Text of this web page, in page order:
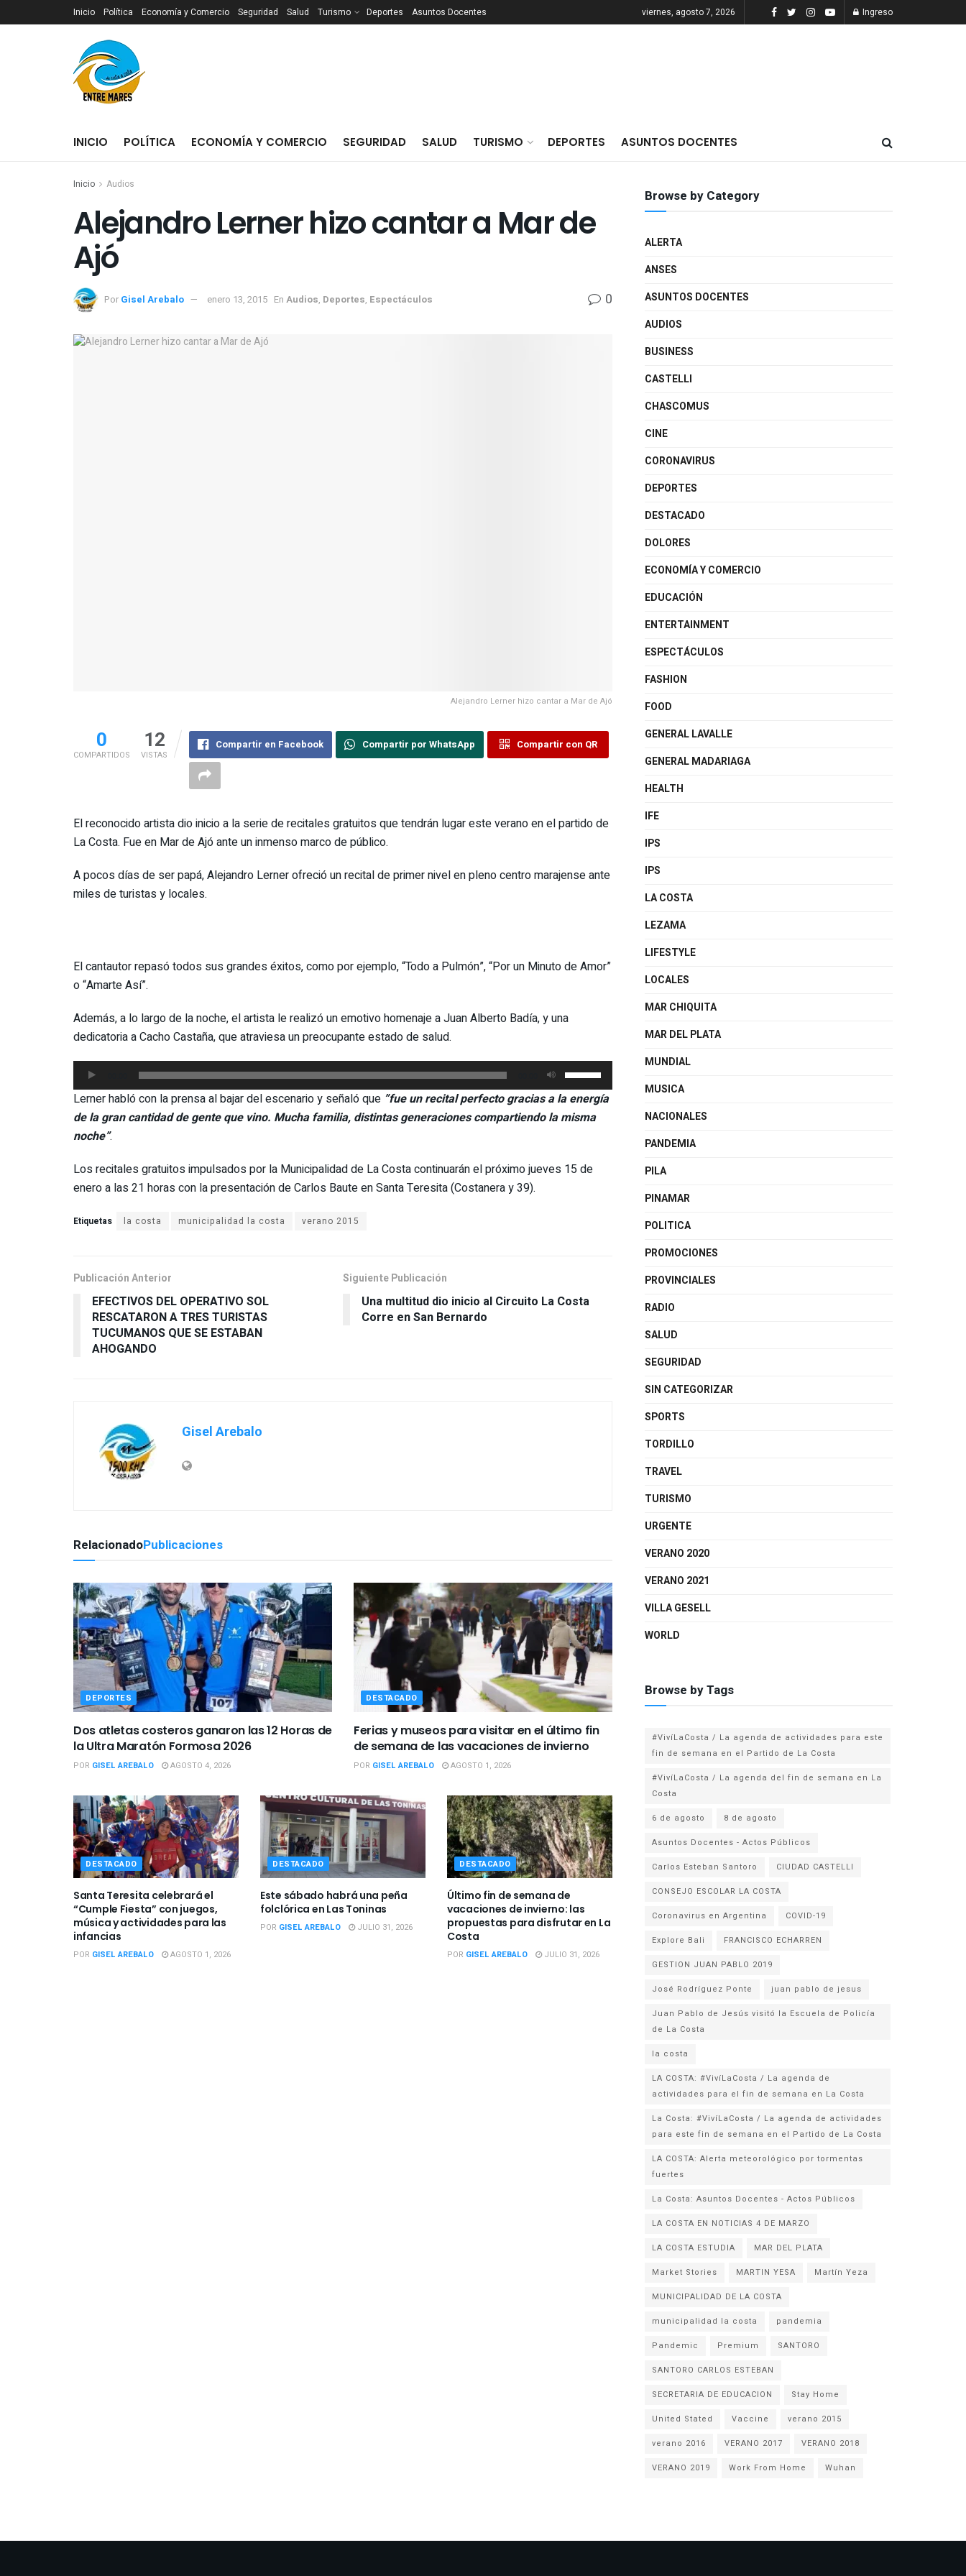
Inicio Política Economía y Comercio Seguridad Salud Turismo Deportes Asuntos Docentes viernes, agosto 7, 2026 Ingreso
INICIO POLÍTICA ECONOMÍA Y COMERCIO SEGURIDAD SALUD TURISMO DEPORTES ASUNTOS DOCENTES
Inicio Audios
Alejandro Lerner hizo cantar a Mar de
Ajó‏
Por Gisel Arebalo enero 13, 2015 En Audios, Deportes, Espectáculos 0
0
COMPARTIDOS
12
VISTAS
Compartir en Facebook Compartir por WhatsApp Compartir con QR
El reconocido artista dio inicio a la serie de recitales gratuitos que tendrán lugar este verano en el partido de
La Costa. Fue en Mar de Ajó ante un inmenso marco de público.
A pocos días de ser papá, Alejandro Lerner ofreció un recital de primer nivel en pleno centro marajense ante
miles de turistas y locales.
El cantautor repasó todos sus grandes éxitos, como por ejemplo, “Todo a Pulmón”, “Por un Minuto de Amor”
o “Amarte Así”.
Además, a lo largo de la noche, el artista le realizó un emotivo homenaje a Juan Alberto Badía, y una
dedicatoria a Cacho Castaña, que atraviesa un preocupante estado de salud.
Reproductor
de
audio
las
teclas
de
arriba/abajo
Lerner habló con la prensa al bajar del escenario y señaló que ”fue un recital perfecto gracias a la energía
de la gran cantidad de gente que vino. Mucha familia, distintas generaciones compartiendo la misma
noche”.
Los recitales gratuitos impulsados por la Municipalidad de La Costa continuarán el próximo jueves 15 de
enero a las 21 horas con la presentación de Carlos Baute en Santa Teresita (Costanera y 39).
Etiquetas la costa municipalidad la costa verano 2015
Publicación Anterior
EFECTIVOS DEL OPERATIVO SOL
RESCATARON A TRES TURISTAS
TUCUMANOS QUE SE ESTABAN
AHOGANDO
Siguiente Publicación
Una multitud dio inicio al Circuito La Costa
Gisel Arebalo
RelacionadoPublicaciones
DEPORTES
Dos atletas costeros ganaron las 12 Horas de
la Ultra Maratón Formosa 2026
POR GISEL AREBALO AGOSTO 4, 2026
DESTACADO
Ferias y museos para visitar en el último fin
de semana de las vacaciones de invierno
POR GISEL AREBALO AGOSTO 1, 2026
DESTACADO
Santa Teresita celebrará el
“Cumple Fiesta” con juegos,
música y actividades para las
infancias
POR GISEL AREBALO AGOSTO 1, 2026
DESTACADO
Este sábado habrá una peña
folclórica en Las Toninas
POR GISEL AREBALO JULIO 31, 2026
DESTACADO
Último fin de semana de
vacaciones de invierno: las
propuestas para disfrutar en La
Costa
POR GISEL AREBALO JULIO 31, 2026
Browse by Category
ALERTA
ANSES
ASUNTOS DOCENTES
AUDIOS
BUSINESS
CASTELLI
CHASCOMUS
CINE
CORONAVIRUS
DEPORTES
DESTACADO
DOLORES
ECONOMÍA Y COMERCIO
EDUCACIÓN
ENTERTAINMENT
ESPECTÁCULOS
FASHION
FOOD
GENERAL LAVALLE
GENERAL MADARIAGA
HEALTH
IFE
IPS
IPS
LA COSTA
LEZAMA
LIFESTYLE
LOCALES
MAR CHIQUITA
MAR DEL PLATA
MUNDIAL
MUSICA
NACIONALES
PANDEMIA
PILA
PINAMAR
POLITICA
PROMOCIONES
PROVINCIALES
RADIO
SALUD
SEGURIDAD
SIN CATEGORIZAR
SPORTS
TORDILLO
TRAVEL
TURISMO
URGENTE
VERANO 2020
VERANO 2021
VILLA GESELL
WORLD
Browse by Tags
#VivíLaCosta / La agenda de actividades para este
fin de semana en el Partido de La Costa
#VivíLaCosta / La agenda del fin de semana en La
Costa
6 de agosto
8 de agosto
Asuntos Docentes - Actos Públicos
Carlos Esteban Santoro
CIUDAD CASTELLI
CONSEJO ESCOLAR LA COSTA
Coronavirus en Argentina
COVID-19
Explore Bali
FRANCISCO ECHARREN
GESTION JUAN PABLO 2019
José Rodríguez Ponte
juan pablo de jesus
Juan Pablo de Jesús visitó la Escuela de Policía
la costa
LA COSTA: #VivíLaCosta / La agenda de
actividades para el fin de semana en La Costa
La Costa: #VivíLaCosta / La agenda de actividades
para este fin de semana en el Partido de La Costa
LA COSTA: Alerta meteorológico por tormentas
fuertes
La Costa: Asuntos Docentes - Actos Públicos
LA COSTA EN NOTICIAS 4 DE MARZO
LA COSTA ESTUDIA
MAR DEL PLATA
Market Stories
MARTIN YESA
Martín Yeza
MUNICIPALIDAD DE LA COSTA
municipalidad la costa
pandemia
Pandemic
Premium
SANTORO
SANTORO CARLOS ESTEBAN
SECRETARIA DE EDUCACION
Stay Home
United Stated
Vaccine
verano 2015
verano 2016
VERANO 2017
VERANO 2018
VERANO 2019
Work From Home Wuhan